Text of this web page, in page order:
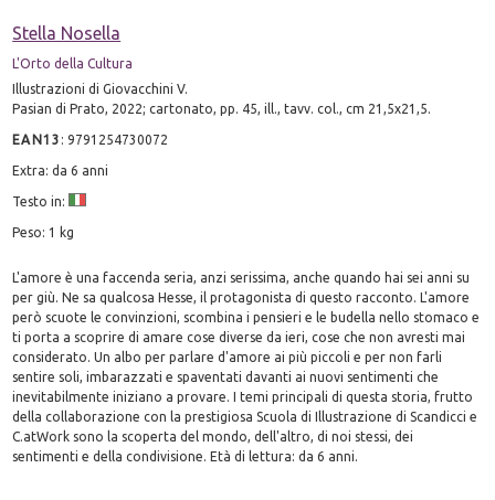
Stella Nosella
L'Orto della Cultura
Illustrazioni di Giovacchini V.
Pasian di Prato, 2022; cartonato, pp. 45, ill., tavv. col., cm 21,5x21,5.
EAN13 :9791254730072
Extra: da 6 anni
Testo in:
Peso: 1 kg
L'amore è una faccenda seria, anzi serissima, anche quando hai sei anni su
per giù. Ne sa qualcosa Hesse, il protagonista di questo racconto. L'amore
però scuote le convinzioni, scombina i pensieri e le budella nello stomaco e
ti porta a scoprire di amare cose diverse da ieri, cose che non avresti mai
considerato. Un albo per parlare d'amore ai più piccoli e per non farli
sentire soli, imbarazzati e spaventati davanti ai nuovi sentimenti che
inevitabilmente iniziano a provare. I temi principali di questa storia, frutto
della collaborazione con la prestigiosa Scuola di Illustrazione di Scandicci e
C.atWork sono la scoperta del mondo, dell'altro, di noi stessi, dei
sentimenti e della condivisione. Età di lettura: da 6 anni.